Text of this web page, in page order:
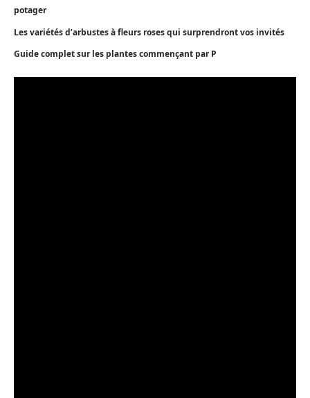
potager
Les variétés d’arbustes à fleurs roses qui surprendront vos invités
Guide complet sur les plantes commençant par P